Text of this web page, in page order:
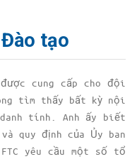
tạo
cung cấp cho đội
tìm thấy bất kỳ nội
tính. Anh ấy biết
quy định của Ủy ban
yêu cầu một số tổ